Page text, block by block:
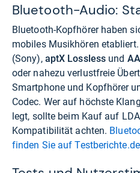
Bluetooth-Audio:
Bluetooth-Kopfhörer haben
mobiles Musikhören
(Sony), aptX Lossless und
oder nahezu verlustfreie
Smartphone und Kopfhörer
Codec. Wer auf höchste
legt, sollte beim Kauf auf
Kompatibilität achten.
finden Sie auf Testberichte.de